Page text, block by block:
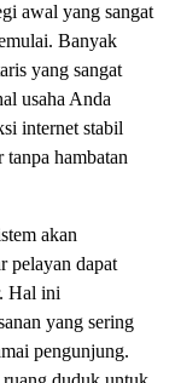
awal yang sangat
Banyak
yang sangat
usaha Anda
internet stabil
tanpa hambatan
akan
pelayan dapat
Hal ini
yang sering
pengunjung.